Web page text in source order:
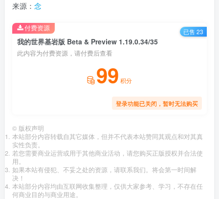
来源： 念⁡
我的世界基岩版 Beta & Preview 1.19.0.34/35
此内容为付费资源，请付费后查看
99 积分
登录功能已关闭，暂时无法购买
付费资源 已售 23
© 版权声明
本站部分内容转载自其它媒体，但并不代表本站赞同其观点和对其真
实性负责。
若您需要商业运营或用于其他商业活动，请您购买正版授权并合法使
用。
如果本站有侵犯、不妥之处的资源，请联系我们。将会第一时间解
决！
本站部分内容均由互联网收集整理，仅供大家参考、学习，不存在任
何商业目的与商业用途。